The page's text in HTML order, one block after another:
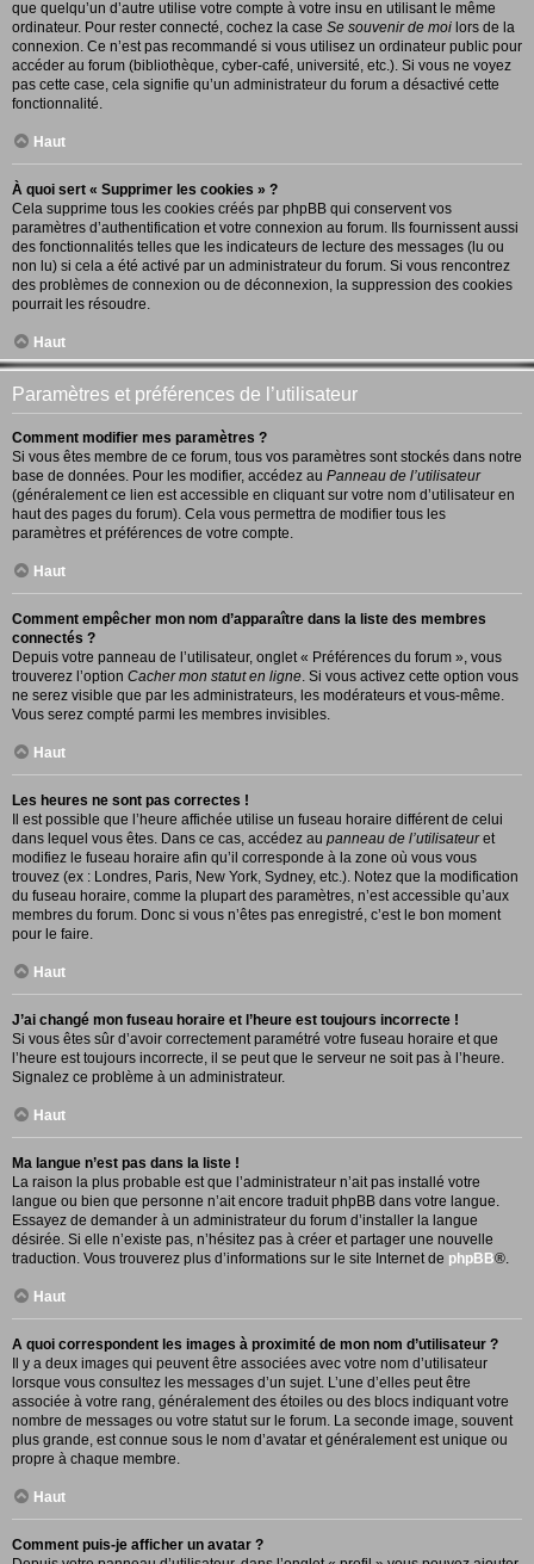
que quelqu’un d’autre utilise votre compte à votre insu en utilisant le même
ordinateur. Pour rester connecté, cochez la case Se souvenir de moi lors de la
connexion. Ce n’est pas recommandé si vous utilisez un ordinateur public pour
accéder au forum (bibliothèque, cyber-café, université, etc.). Si vous ne voyez
pas cette case, cela signifie qu’un administrateur du forum a désactivé cette
fonctionnalité.
Haut
À quoi sert « Supprimer les cookies » ?
Cela supprime tous les cookies créés par phpBB qui conservent vos
paramètres d’authentification et votre connexion au forum. Ils fournissent aussi
des fonctionnalités telles que les indicateurs de lecture des messages (lu ou
non lu) si cela a été activé par un administrateur du forum. Si vous rencontrez
des problèmes de connexion ou de déconnexion, la suppression des cookies
pourrait les résoudre.
Haut
Paramètres et préférences de l’utilisateur
Comment modifier mes paramètres ?
Si vous êtes membre de ce forum, tous vos paramètres sont stockés dans notre
base de données. Pour les modifier, accédez au Panneau de l’utilisateur
(généralement ce lien est accessible en cliquant sur votre nom d’utilisateur en
haut des pages du forum). Cela vous permettra de modifier tous les
paramètres et préférences de votre compte.
Haut
Comment empêcher mon nom d’apparaître dans la liste des membres
connectés ?
Depuis votre panneau de l’utilisateur, onglet « Préférences du forum », vous
trouverez l’option Cacher mon statut en ligne . Si vous activez cette option vous
ne serez visible que par les administrateurs, les modérateurs et vous-même.
Vous serez compté parmi les membres invisibles.
Haut
Les heures ne sont pas correctes !
Il est possible que l’heure affichée utilise un fuseau horaire différent de celui
dans lequel vous êtes. Dans ce cas, accédez au panneau de l’utilisateuret
modifiez le fuseau horaire afin qu’il corresponde à la zone où vous vous
trouvez (ex : Londres, Paris, New York, Sydney, etc.). Notez que la modification
du fuseau horaire, comme la plupart des paramètres, n’est accessible qu’aux
membres du forum. Donc si vous n’êtes pas enregistré, c’est le bon moment
pour le faire.
Haut
J’ai changé mon fuseau horaire et l’heure est toujours incorrecte !
Si vous êtes sûr d’avoir correctement paramétré votre fuseau horaire et que
l’heure est toujours incorrecte, il se peut que le serveur ne soit pas à l’heure.
Signalez ce problème à un administrateur.
Haut
Ma langue n’est pas dans la liste !
La raison la plus probable est que l’administrateur n’ait pas installé votre
langue ou bien que personne n’ait encore traduit phpBB dans votre langue.
Essayez de demander à un administrateur du forum d’installer la langue
désirée. Si elle n’existe pas, n’hésitez pas à créer et partager une nouvelle
traduction. Vous trouverez plus d’informations sur le site Internet de phpBB®.
Haut
A quoi correspondent les images à proximité de mon nom d’utilisateur ?
Il y a deux images qui peuvent être associées avec votre nom d’utilisateur
lorsque vous consultez les messages d’un sujet. L’une d’elles peut être
associée à votre rang, généralement des étoiles ou des blocs indiquant votre
nombre de messages ou votre statut sur le forum. La seconde image, souvent
plus grande, est connue sous le nom d’avatar et généralement est unique ou
propre à chaque membre.
Haut
Comment puis-je afficher un avatar ?